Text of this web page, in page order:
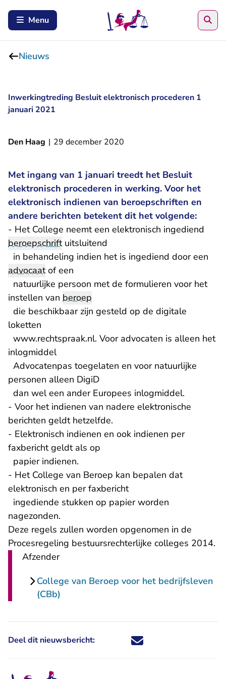
Menu
Nieuws
Inwerkingtreding Besluit elektronisch procederen 1
januari 2021
Den Haag | 29 december 2020
Met ingang van 1 januari treedt het Besluit
elektronisch procederen in werking. Voor het
elektronisch indienen van beroepschriften en
andere berichten betekent dit het volgende:
- Het College neemt een elektronisch ingediend
beroepschriftuitsluitend
in behandeling indien het is ingediend door een
advocaatof een
natuurlijke persoon met de formulieren voor het
instellen van beroep
die beschikbaar zijn gesteld op de digitale
loketten
www.rechtspraak.nl. Voor advocaten is alleen het
inlogmiddel
Advocatenpas toegelaten en voor natuurlijke
personen alleen DigiD
dan wel een ander Europees inlogmiddel.
- Voor het indienen van nadere elektronische
berichten geldt hetzelfde.
- Elektronisch indienen en ook indienen per
faxbericht geldt als op
papier indienen.
- Het College van Beroep kan bepalen dat
elektronisch en per faxbericht
ingediende stukken op papier worden
nagezonden.
Deze regels zullen worden opgenomen in de
Procesregeling bestuursrechterlijke colleges 2014.
Afzender
College van Beroep voor het bedrijfsleven
(CBb)
Deel dit nieuwsbericht: Deel dit nieuwsbericht via X -
Deel dit nieuwsbericht via
Deel dit nieuwsbericht
Deel dit